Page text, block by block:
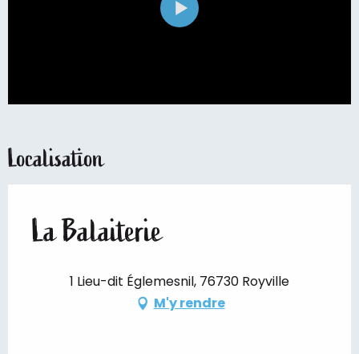
Localisation
La Balaiterie
1 Lieu-dit Églemesnil, 76730 Royville
M'y rendre